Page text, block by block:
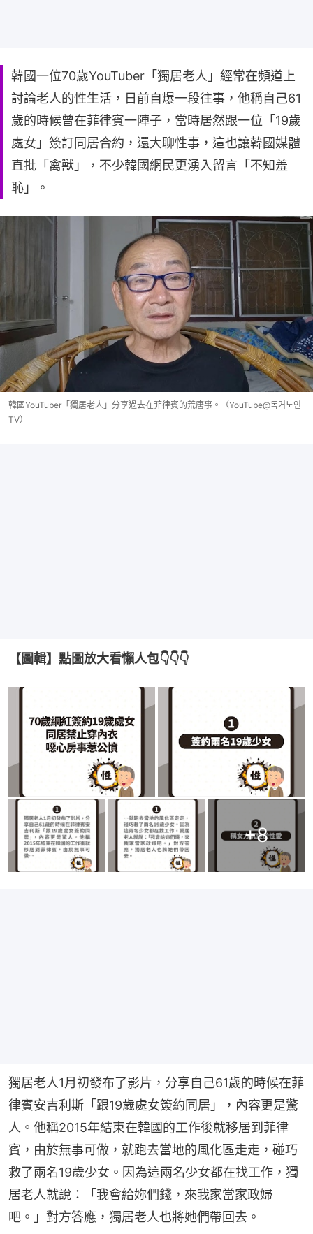
韓國一位70歲YouTuber「獨居老人」經常在頻道上
討論老人的性生活，日前自爆一段往事，他稱自己61
歲的時候曾在菲律賓一陣子，當時居然跟一位「19歲
處女」簽訂同居合約，還大聊性事，這也讓韓國媒體
直批「禽獸」，不少韓國網民更湧入留言「不知羞
恥」。
韓國YouTuber「獨居老人」分享過去在菲律賓的荒唐事。（YouTube@독거노인
TV）
【圖輯】點圖放大看懶人包👇👇👇
+8
獨居老人1月初發布了影片，分享自己61歲的時候在菲
律賓安吉利斯「跟19歲處女簽約同居」，內容更是驚
人。他稱2015年結束在韓國的工作後就移居到菲律
賓，由於無事可做，就跑去當地的風化區走走，碰巧
救了兩名19歲少女。因為這兩名少女都在找工作，獨
居老人就說：「我會給妳們錢，來我家當家政婦
吧。」對方答應，獨居老人也將她們帶回去。